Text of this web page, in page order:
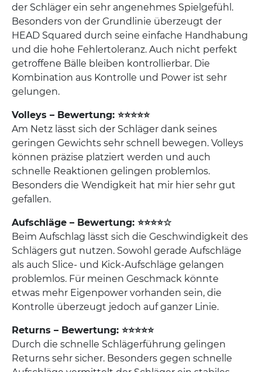
der Schläger ein sehr angenehmes Spielgefühl.
Besonders von der Grundlinie überzeugt der
HEAD Squared durch seine einfache Handhabung
und die hohe Fehlertoleranz. Auch nicht perfekt
getroffene Bälle bleiben kontrollierbar. Die
Kombination aus Kontrolle und Power ist sehr
gelungen.
Volleys – Bewertung: ⭐⭐⭐⭐⭐
Am Netz lässt sich der Schläger dank seines
geringen Gewichts sehr schnell bewegen. Volleys
können präzise platziert werden und auch
schnelle Reaktionen gelingen problemlos.
Besonders die Wendigkeit hat mir hier sehr gut
gefallen.
Aufschläge – Bewertung: ⭐⭐⭐⭐☆
Beim Aufschlag lässt sich die Geschwindigkeit des
Schlägers gut nutzen. Sowohl gerade Aufschläge
als auch Slice- und Kick-Aufschläge gelangen
problemlos. Für meinen Geschmack könnte
etwas mehr Eigenpower vorhanden sein, die
Kontrolle überzeugt jedoch auf ganzer Linie.
Returns – Bewertung: ⭐⭐⭐⭐⭐
Durch die schnelle Schlägerführung gelingen
Returns sehr sicher. Besonders gegen schnelle